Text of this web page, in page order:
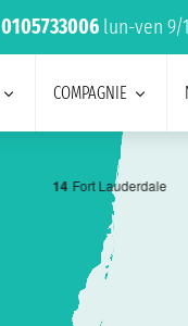
0105733006 lun-ven 9/
COMPAGNIE
14 Fort Lauderdale